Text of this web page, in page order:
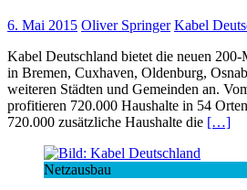
6. Mai 2015 Oliver Springer Kabel
Kabel Deutschland bietet die neuen
in Bremen, Cuxhaven, Oldenburg,
weiteren Städten und Gemeinden an.
profitieren 720.000 Haushalte in 54
720.000 zusätzliche Haushalte die […]
Netzausbau